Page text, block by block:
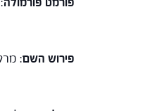
פירוש השם: